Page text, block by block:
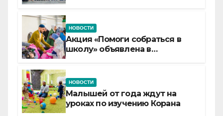
НОВОСТИ
Акция «Помоги собраться в
школу» объявлена в
НОВОСТИ
Малышей от года ждут на
уроках по изучению Корана